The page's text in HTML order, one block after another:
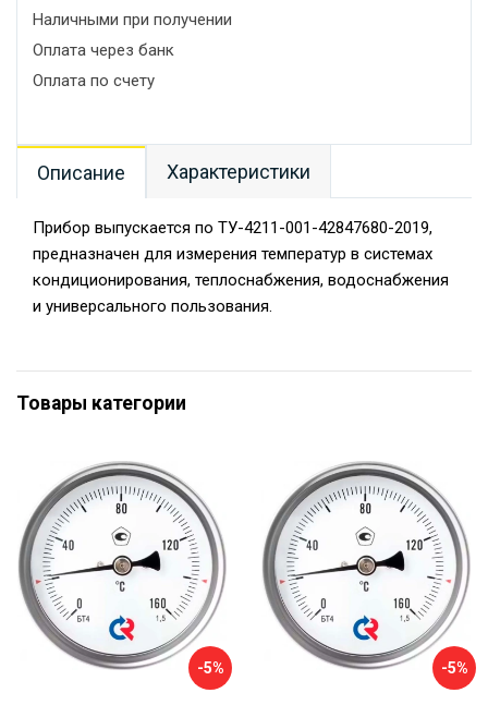
Наличными при получении
Оплата через банк
Оплата по счету
Описание Характеристики
Прибор выпускается по ТУ-4211-001-42847680-2019,
предназначен для измерения температур в системах
кондиционирования, теплоснабжения, водоснабжения
и универсального пользования.
Товары категории
-5% -5%